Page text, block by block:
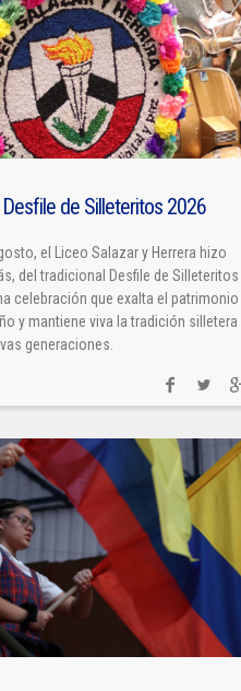
de Silleteritos 2026
el Liceo Salazar y Herrera hizo
del tradicional Desfile de Silleteritos
celebración que exalta el patrimonio
y mantiene viva la tradición silletera
generaciones.